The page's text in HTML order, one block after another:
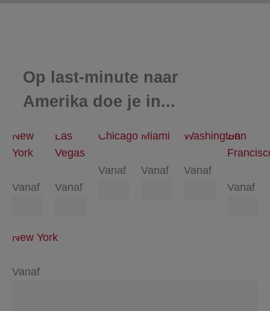
Op last-minute naar
Amerika doe je in...
New
York
Vanaf
Las
Vegas
Vanaf
Chicago
Vanaf
Miami
Vanaf
Washington
Vanaf
San
Vanaf
New York
Vanaf